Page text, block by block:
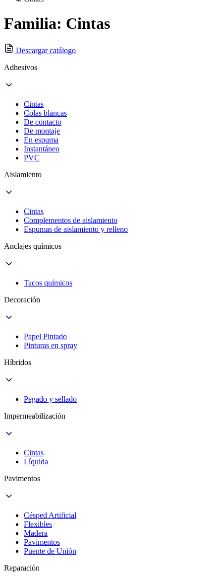
Familia: Cintas
Descargar catálogo
Adhesivos
Cintas
Colas blancas
De contacto
De montaje
En espuma
Instantáneo
PVC
Aislamiento
Cintas
Complementos de aislamiento
Espumas de aislamiento y relleno
Anclajes químicos
Tacos químicos
Decoración
Papel Pintado
Pinturas en spray
Híbridos
Pegado y sellado
Impermeabilización
Cintas
Líquida
Pavimentos
Césped Artificial
Flexibles
Madera
Pavimentos
Puente de Unión
Reparación